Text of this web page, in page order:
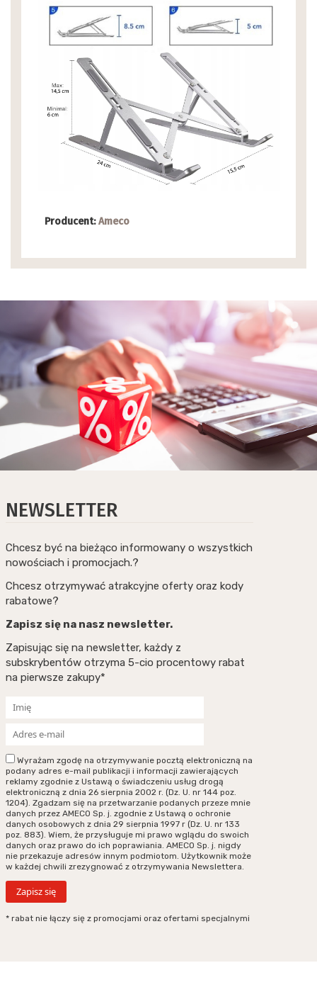
Producent:Ameco
NEWSLETTER
Chcesz być na bieżąco informowany o wszystkich
nowościach i promocjach.?
Chcesz otrzymywać atrakcyjne oferty oraz kody
rabatowe?
Zapisz się na nasz newsletter.
Zapisując się na newsletter, każdy z
subskrybentów otrzyma 5-cio procentowy rabat
na pierwsze zakupy*
Wyrażam zgodę na otrzymywanie pocztą elektroniczną na
podany adres e-mail publikacji i informacji zawierających
reklamy zgodnie z Ustawą o świadczeniu usług drogą
elektroniczną z dnia 26 sierpnia 2002 r. (Dz. U. nr 144 poz.
1204). Zgadzam się na przetwarzanie podanych przeze mnie
danych przez AMECO Sp. j. zgodnie z Ustawą o ochronie
danych osobowych z dnia 29 sierpnia 1997 r (Dz. U. nr 133
poz. 883). Wiem, że przysługuje mi prawo wglądu do swoich
danych oraz prawo do ich poprawiania. AMECO Sp. j. nigdy
nie przekazuje adresów innym podmiotom. Użytkownik może
w każdej chwili zrezygnować z otrzymywania Newslettera.
* rabat nie łączy się z promocjami oraz ofertami specjalnymi